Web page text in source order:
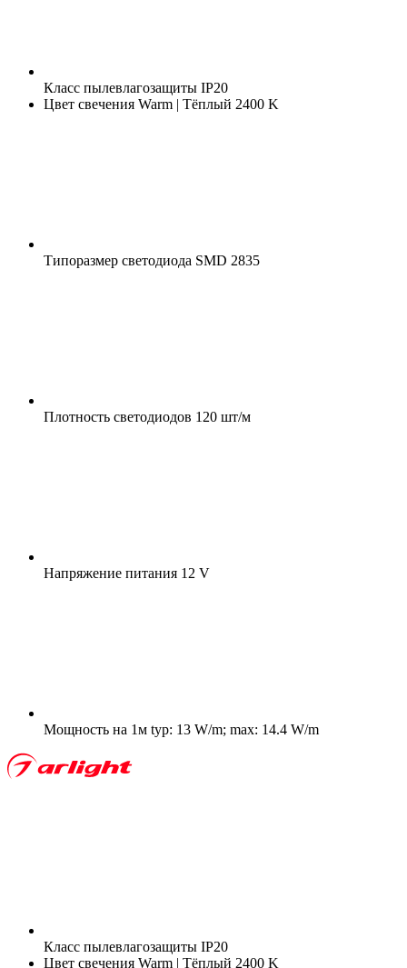
Класс пылевлагозащиты IP20
Цвет свечения Warm | Тёплый 2400 K
Типоразмер светодиода SMD 2835
Плотность светодиодов 120 шт/м
Напряжение питания 12 V
Мощность на 1м typ: 13 W/m; max: 14.4 W/m
Класс пылевлагозащиты IP20
Цвет свечения Warm | Тёплый 2400 K